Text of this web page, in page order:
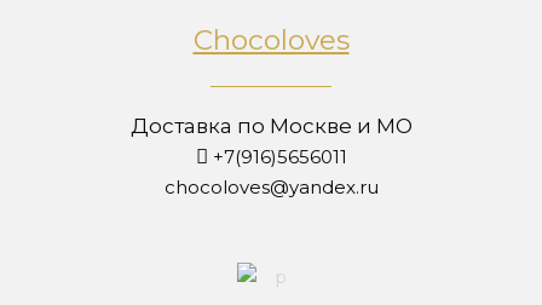
Chocoloves
Доставка по Москве и МО
+7(916)5656011
chocoloves@yandex.ru